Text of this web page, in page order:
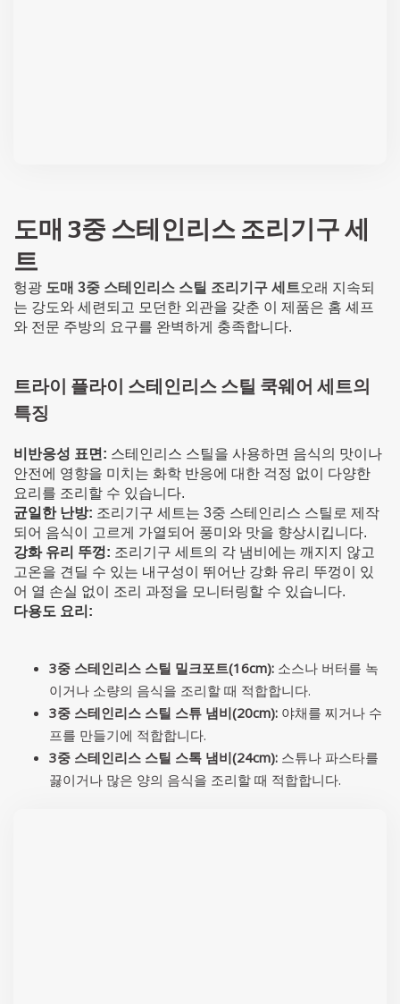
도매 3중 스테인리스 조리기구 세
트
헝광 도매 3중 스테인리스 스틸 조리기구 세트오래 지속되
는 강도와 세련되고 모던한 외관을 갖춘 이 제품은 홈 셰프
와 전문 주방의 요구를 완벽하게 충족합니다.
트라이 플라이 스테인리스 스틸 쿡웨어 세트의
특징
비반응성 표면: 스테인리스 스틸을 사용하면 음식의 맛이나
안전에 영향을 미치는 화학 반응에 대한 걱정 없이 다양한
요리를 조리할 수 있습니다.
균일한 난방: 조리기구 세트는 3중 스테인리스 스틸로 제작
되어 음식이 고르게 가열되어 풍미와 맛을 향상시킵니다.
강화 유리 뚜껑: 조리기구 세트의 각 냄비에는 깨지지 않고
고온을 견딜 수 있는 내구성이 뛰어난 강화 유리 뚜껑이 있
어 열 손실 없이 조리 과정을 모니터링할 수 있습니다.
다용도 요리:
3중 스테인리스 스틸 밀크포트(16cm): 소스나 버터를 녹
이거나 소량의 음식을 조리할 때 적합합니다.
3중 스테인리스 스틸 스튜 냄비(20cm): 야채를 찌거나 수
프를 만들기에 적합합니다.
3중 스테인리스 스틸 스톡 냄비(24cm): 스튜나 파스타를
끓이거나 많은 양의 음식을 조리할 때 적합합니다.